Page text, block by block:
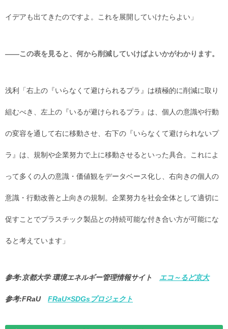
イデアも出てきたのですよ。これを展開していけたらよい」
――この表を見ると、何から削減していけばよいかがわかります。
浅利「右上の『いらなくて避けられるプラ』は積極的に削減に取り
組むべき、左上の『いるが避けられるプラ』は、個人の意識や行動
の変容を通して右に移動させ、右下の『いらなくて避けられないプ
ラ』は、規制や企業努力で上に移動させるといった具合。これによ
って多くの人の意識・価値観をデータベース化し、右向きの個人の
意識・行動改善と上向きの規制。企業努力を社会全体として適切に
促すことでプラスチック製品との持続可能な付き合い方が可能にな
ると考えています」
参考:京都大学 環境エネルギー管理情報サイト エコ～るど京大
参考:FRaU FRaU×SDGsプロジェクト